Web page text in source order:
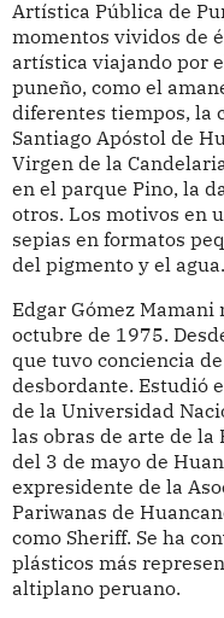
Artística Pública de
momentos vividos de
artística viajando por
puneño, como el
diferentes tiempos, la
Santiago Apóstol de
Virgen de la
en el parque Pino, la
otros. Los motivos en
sepias en formatos
del pigmento y el agua.
Edgar Gómez Mamani
octubre de 1975.
que tuvo conciencia
desbordante. Estudió
de la Universidad
las obras de arte de la
del 3 de mayo de
expresidente de la
Pariwanas de
como Sheriff. Se ha
plásticos más
altiplano peruano.